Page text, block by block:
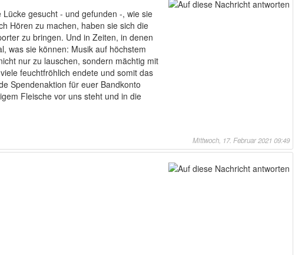
gesucht - und gefunden -, wie sie
Hören zu machen, haben sie sich die
zu bringen. Und in Zeiten, in denen
was sie können: Musik auf höchstem
nur zu lauschen, sondern mächtig mit
feuchtfröhlich endete und somit das
Spendenaktion für euer Bandkonto
Fleische vor uns steht und in die
Mittwoch, 17. Februar 2021 09:49